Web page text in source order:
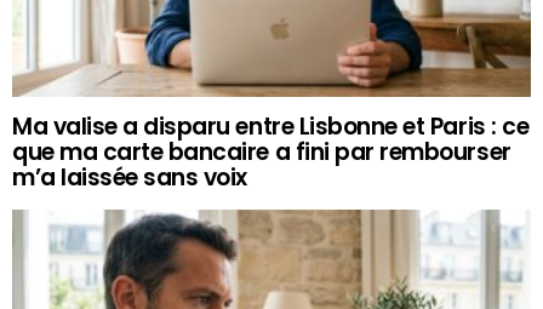
Ma valise a disparu entre Lisbonne et Paris : ce
que ma carte bancaire a fini par rembourser
m’a laissée sans voix